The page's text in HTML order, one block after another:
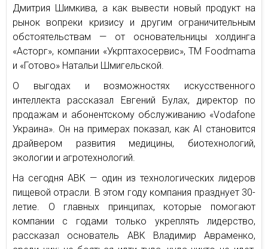
Дмитрия Шимкива, а как вывести новый продукт на
рынок вопреки кризису и другим ограничительным
обстоятельствам — от основательницы холдинга
«Асторг», компании «Укрптахосервис», ТМ Foodmama
и «Готово» Натальи Шмигельской.
О выгодах и возможностях искусственного
интеллекта рассказал Евгений Булах, директор по
продажам и абонентскому обслуживанию «Vodafone
Украина». Он на примерах показал, как АI становится
драйвером развития медицины, биотехнологий,
экологии и агротехнологий.
На сегодня АВК — один из технологических лидеров
пищевой отрасли. В этом году компания празднует 30-
летие. О главных принципах, которые помогают
компании с годами только укреплять лидерство,
рассказал основатель АВК Владимир Авраменко,